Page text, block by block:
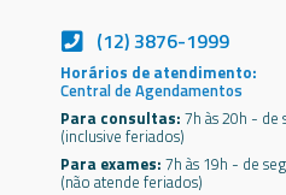
(12) 3876-1999
Horários de atendimento:
Central de Agendamentos
Para consultas: 7h às 20h -
(inclusive feriados)
Para exames: 7h às 19h - de
(não atende feriados)